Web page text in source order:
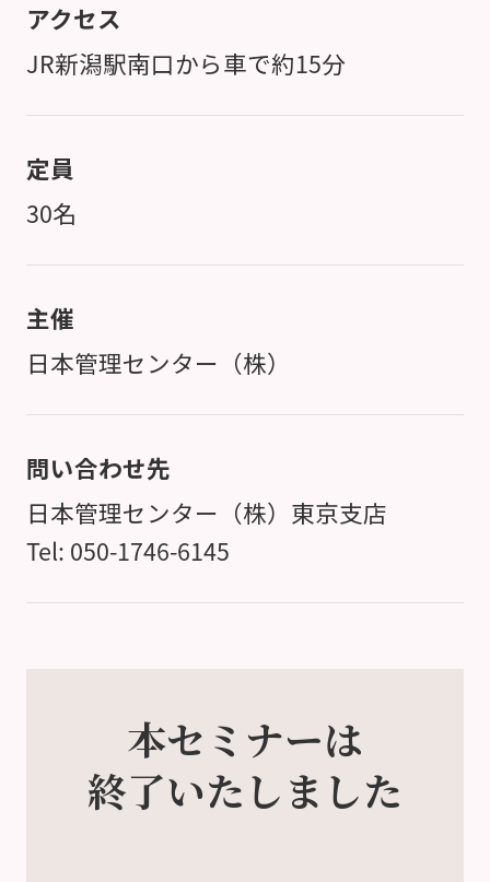
アクセス
JR新潟駅南口から車で約15分
定員
30名
主催
日本管理センター（株）
問い合わせ先
日本管理センター（株）東京支店
Tel: 050-1746-6145
本セミナーは
終了いたしました